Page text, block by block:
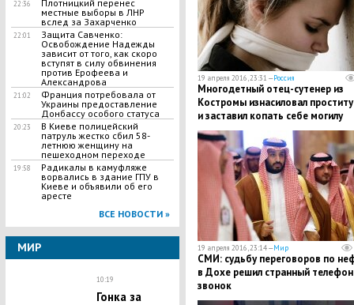
22:36
Плотницкий перенес
местные выборы в ЛНР
вслед за Захарченко
22:01
Защита Савченко:
Освобождение Надежды
зависит от того, как скоро
вступят в силу обвинения
против Ерофеева и
Александрова
21:02
Франция потребовала от
Украины предоставление
Донбассу особого статуса
20:23
В Киеве полицейский
патруль жестко сбил 58-
летнюю женщину на
пешеходном переходе
19:58
Радикалы в камуфляже
ворвались в здание ГПУ в
Киеве и объявили об его
аресте
ВСЕ НОВОСТИ »
МИР
10:19
Гонка за
19 апреля 2016, 23:31 —Россия
Многодетный отец-сутенер из
Костромы изнасиловал
и заставил копать себе могилу
19 апреля 2016, 23:14 —Мир
СМИ: судьбу переговоров по
в Дохе решил странный
звонок